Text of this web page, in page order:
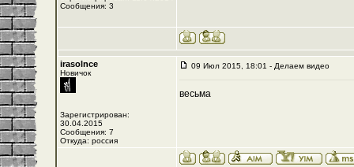
Сообщения: 3
irasolnce
Новичок
Зарегистрирован:
30.04.2015
Сообщения: 7
Откуда: россия
09 Июл 2015, 18:01 - Делаем видео
весьма